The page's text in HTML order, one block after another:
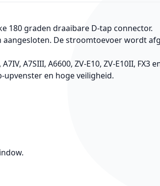
180 graden draaibare D-tap connector.
De stroomtoevoer wordt
A7SIII, A6600, ZV-E10, ZV-E10II, FX3
upvenster en hoge veiligheid.